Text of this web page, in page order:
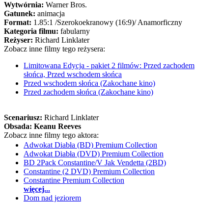
Wytwórnia: Warner Bros.
Gatunek: animacja
Format: 1.85:1 /Szerokoekranowy (16:9)/Anamorficzny
Kategoria filmu: fabularny
Reżyser: Richard Linklater
Zobacz inne filmy tego reżysera:
Limitowana Edycja - pakiet 2 filmów: Przed zachodem
słońca, Przed wschodem słońca
Przed wschodem słońca (Zakochane kino)
Przed zachodem słońca (Zakochane kino)
Scenariusz: Richard Linklater
Obsada: Keanu Reeves
Zobacz inne filmy tego aktora:
Adwokat Diabła (BD) Premium Collection
Adwokat Diabła (DVD) Premium Collection
BD 2Pack Constantine/V Jak Vendetta (2BD)
Constantine (2 DVD) Premium Collection
Constantine Premium Collection
więcej...
Dom nad jeziorem